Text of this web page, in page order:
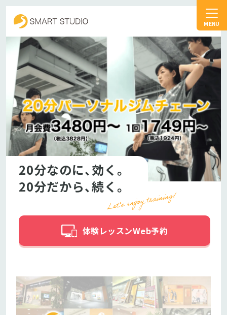
スマートスタジオ
20分なのに、効く。
20分だから、続く。
体験レッスンWeb予約